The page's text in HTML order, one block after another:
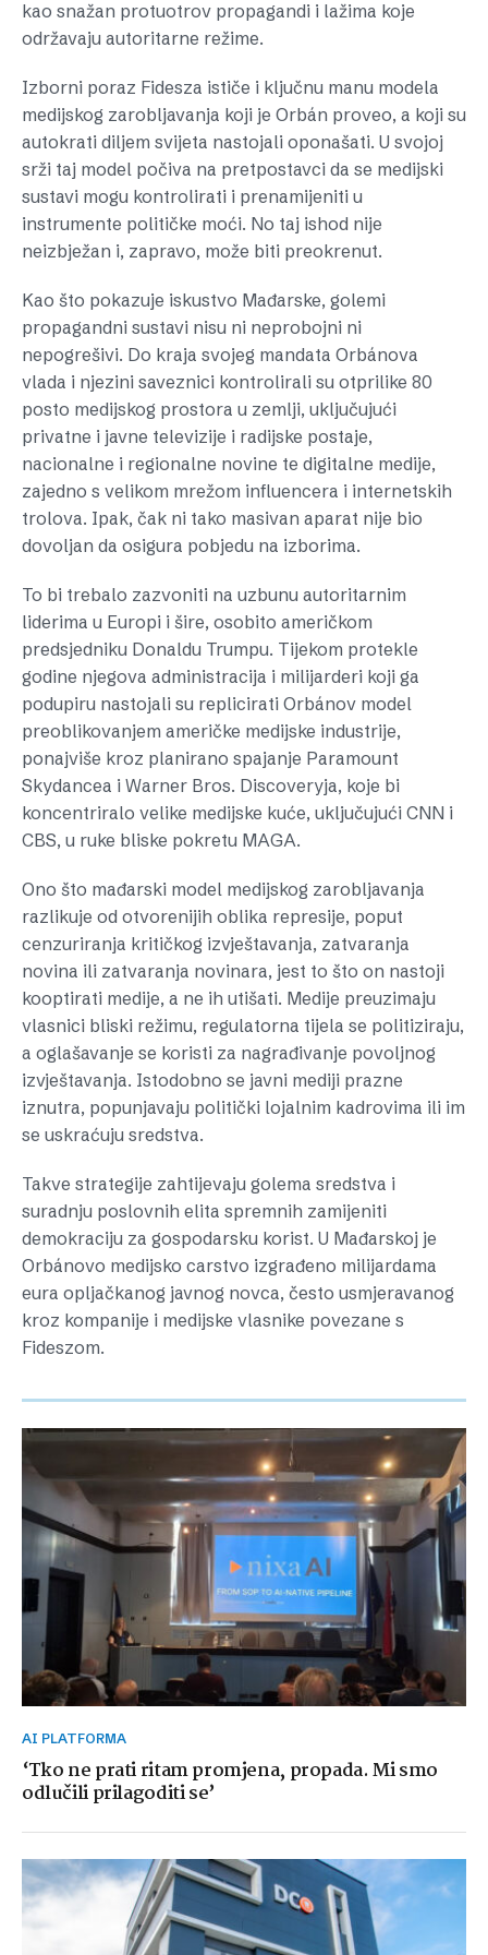
kao snažan protuotrov propagandi i lažima koje
održavaju autoritarne režime.
Izborni poraz Fidesza ističe i ključnu manu modela
medijskog zarobljavanja koji je Orbán proveo, a koji su
autokrati diljem svijeta nastojali oponašati. U svojoj
srži taj model počiva na pretpostavci da se medijski
sustavi mogu kontrolirati i prenamijeniti u
instrumente političke moći. No taj ishod nije
neizbježan i, zapravo, može biti preokrenut.
Kao što pokazuje iskustvo Mađarske, golemi
propagandni sustavi nisu ni neprobojni ni
nepogrešivi. Do kraja svojeg mandata Orbánova
vlada i njezini saveznici kontrolirali su otprilike 80
posto medijskog prostora u zemlji, uključujući
privatne i javne televizije i radijske postaje,
nacionalne i regionalne novine te digitalne medije,
zajedno s velikom mrežom influencera i internetskih
trolova. Ipak, čak ni tako masivan aparat nije bio
dovoljan da osigura pobjedu na izborima.
To bi trebalo zazvoniti na uzbunu autoritarnim
liderima u Europi i šire, osobito američkom
predsjedniku Donaldu Trumpu. Tijekom protekle
godine njegova administracija i milijarderi koji ga
podupiru nastojali su replicirati Orbánov model
preoblikovanjem američke medijske industrije,
ponajviše kroz planirano spajanje Paramount
Skydancea i Warner Bros. Discoveryja, koje bi
koncentriralo velike medijske kuće, uključujući CNN i
CBS, u ruke bliske pokretu MAGA.
Ono što mađarski model medijskog zarobljavanja
razlikuje od otvorenijih oblika represije, poput
cenzuriranja kritičkog izvještavanja, zatvaranja
novina ili zatvaranja novinara, jest to što on nastoji
kooptirati medije, a ne ih utišati. Medije preuzimaju
vlasnici bliski režimu, regulatorna tijela se politiziraju,
a oglašavanje se koristi za nagrađivanje povoljnog
izvještavanja. Istodobno se javni mediji prazne
iznutra, popunjavaju politički lojalnim kadrovima ili im
se uskraćuju sredstva.
Takve strategije zahtijevaju golema sredstva i
suradnju poslovnih elita spremnih zamijeniti
demokraciju za gospodarsku korist. U Mađarskoj je
Orbánovo medijsko carstvo izgrađeno milijardama
eura opljačkanog javnog novca, često usmjeravanog
kroz kompanije i medijske vlasnike povezane s
Fideszom.
AI PLATFORMA
‘Tko ne prati ritam promjena, propada. Mi smo
odlučili prilagoditi se’